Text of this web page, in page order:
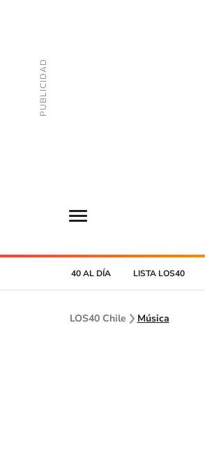
40 AL DÍA LISTA LOS40
LOS40 Chile Música